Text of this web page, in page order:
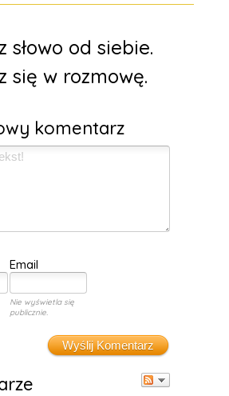
słowo od siebie.
się w rozmowę.
komentarz
Email
Nie wyświetla się
publicznie.
Wyślij Komentarz